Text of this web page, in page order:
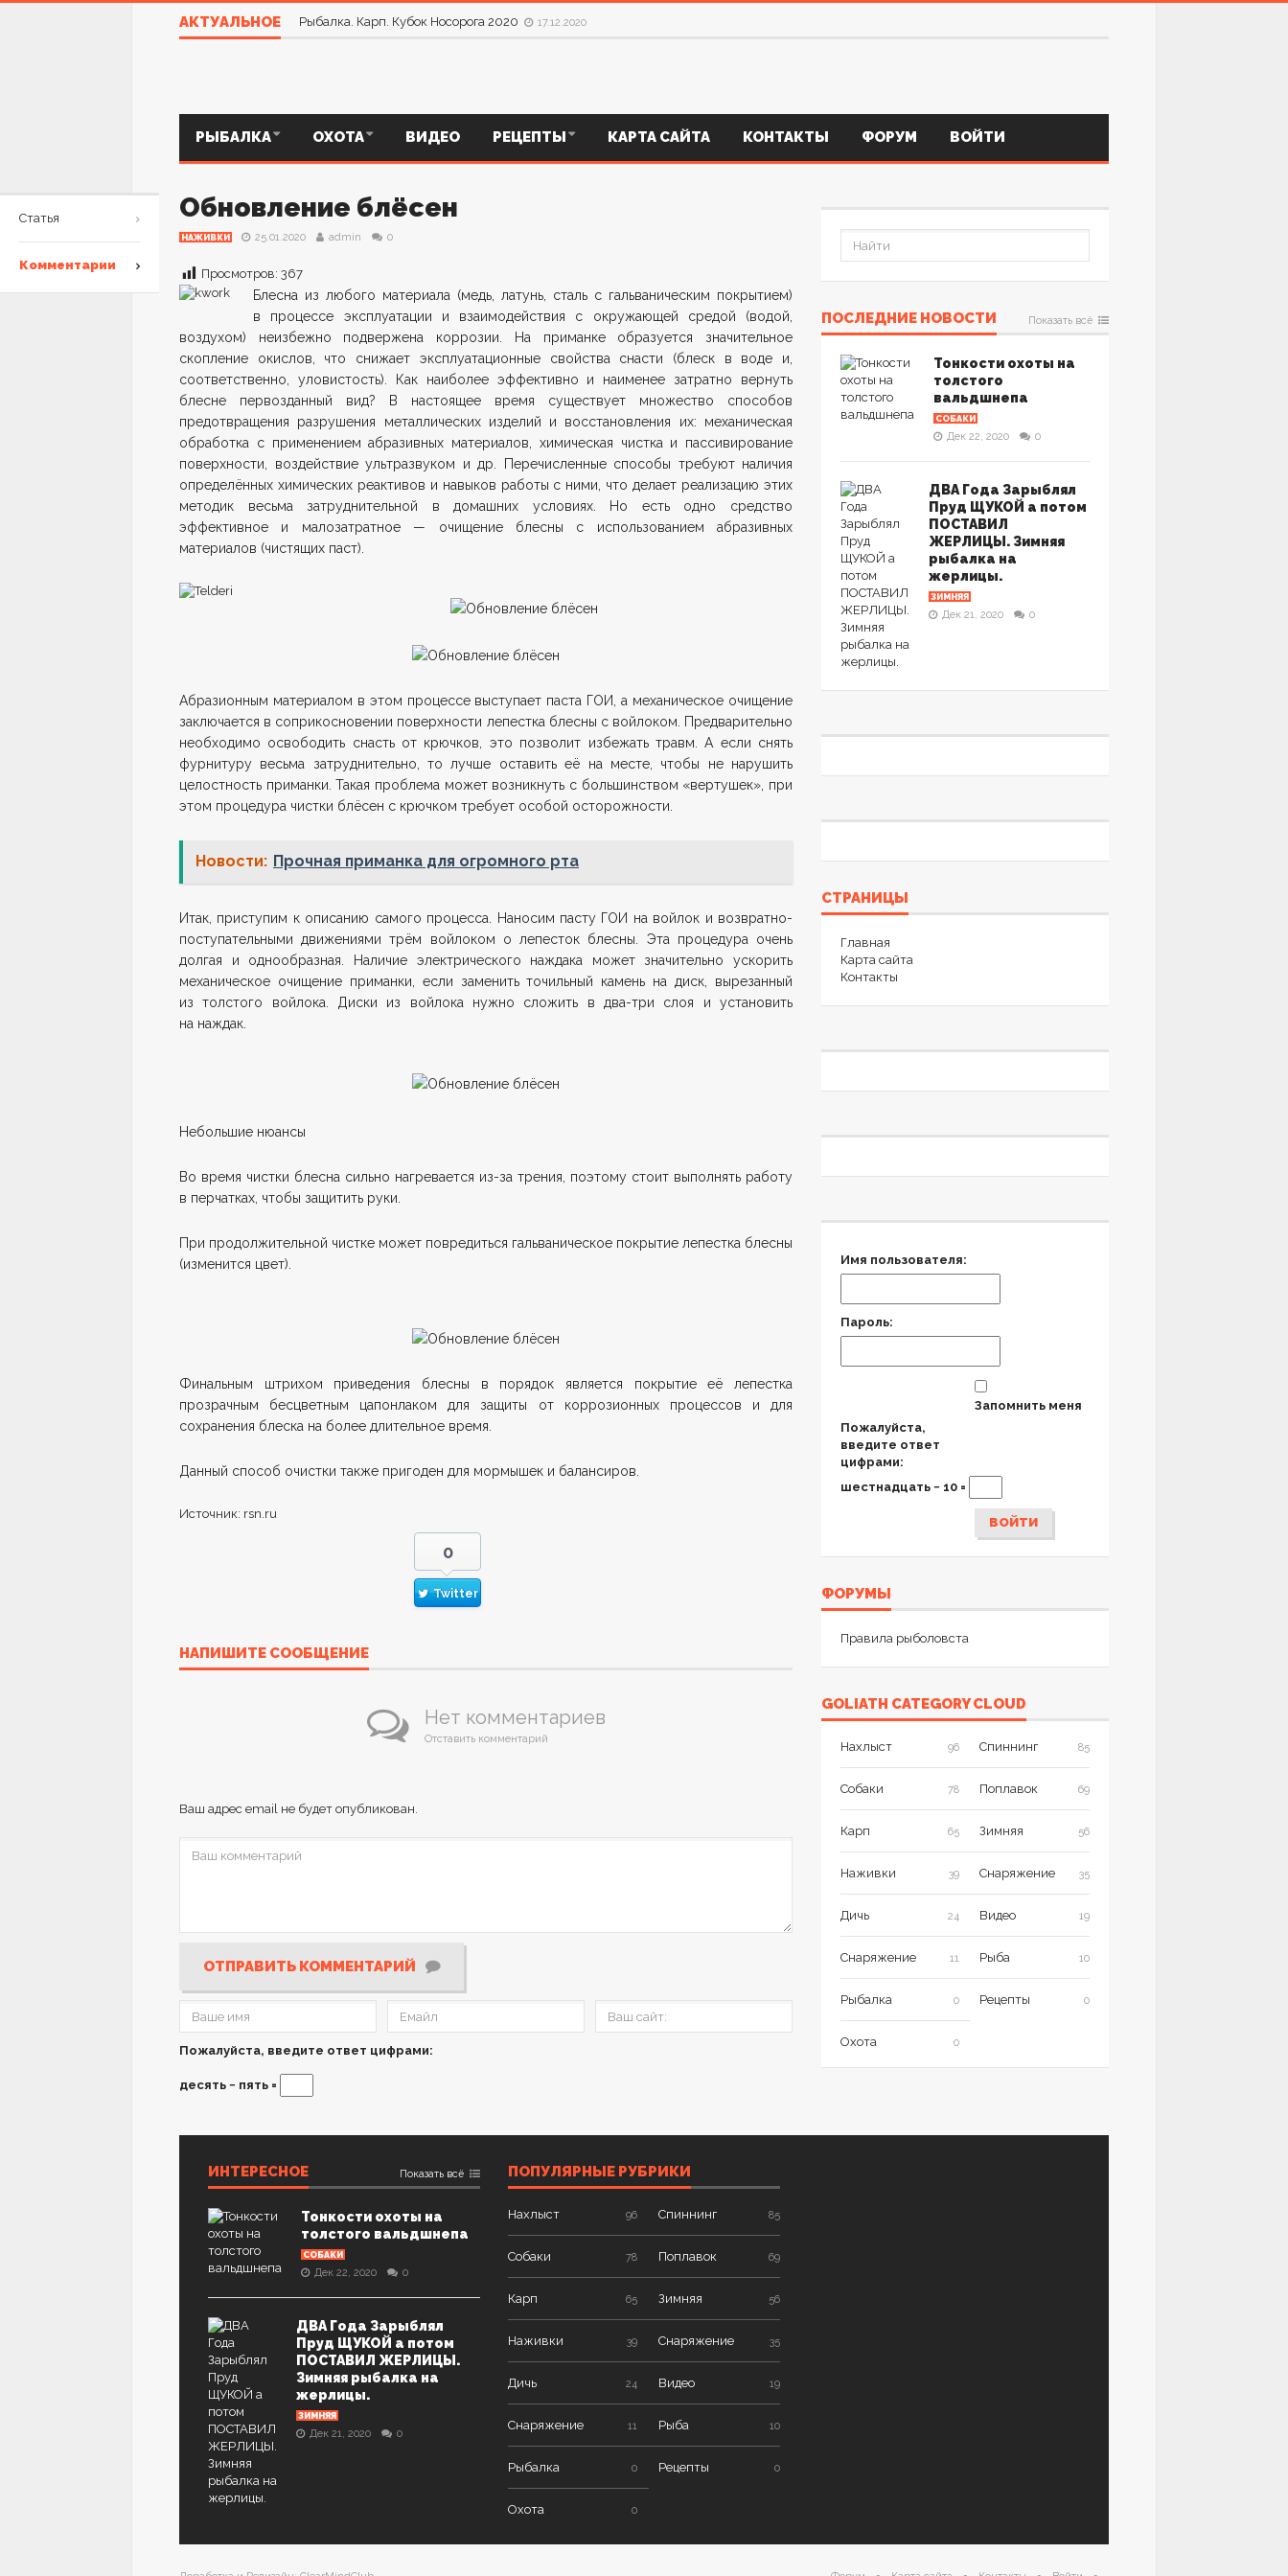
АКТУАЛЬНОЕ Рецепт САЛА в Рассоле «ДОЛЬКИ КАБАНА» и КОПЧЕНИЕ Сала
РЫБАЛКА ОХОТА ВИДЕО РЕЦЕПТЫ КАРТА САЙТА КОНТАКТЫ ФОРУМ ВОЙТИ
Обновление блёсен
НАЖИВКИ 25.01.2020 admin 0
Просмотров: 367
Блесна из любого материала (медь, латунь, сталь с гальваническим покрытием)
в процессе эксплуатации и взаимодействия с окружающей средой (водой,
воздухом) неизбежно подвержена коррозии. На приманке образуется значительное
скопление окислов, что снижает эксплуатационные свойства снасти (блеск в воде и,
соответственно, уловистость). Как наиболее эффективно и наименее затратно вернуть
блесне первозданный вид? В настоящее время существует множество способов
предотвращения разрушения металлических изделий и восстановления их: механическая
обработка с применением абразивных материалов, химическая чистка и пассивирование
поверхности, воздействие ультразвуком и др. Перечисленные способы требуют наличия
определённых химических реактивов и навыков работы с ними, что делает реализацию этих
методик весьма затруднительной в домашних условиях. Но есть одно средство
эффективное и малозатратное — очищение блесны с использованием абразивных
материалов (чистящих паст).
Абразионным материалом в этом процессе выступает паста ГОИ, а механическое очищение
заключается в соприкосновении поверхности лепестка блесны с войлоком. Предварительно
необходимо освободить снасть от крючков, это позволит избежать травм. А если снять
фурнитуру весьма затруднительно, то лучше оставить её на месте, чтобы не нарушить
целостность приманки. Такая проблема может возникнуть с большинством «вертушек», при
этом процедура чистки блёсен с крючком требует особой осторожности.
Новости: Прочная приманка для огромного рта
Итак, приступим к описанию самого процесса. Наносим пасту ГОИ на войлок и возвратно-
поступательными движениями трём войлоком о лепесток блесны. Эта процедура очень
долгая и однообразная. Наличие электрического наждака может значительно ускорить
механическое очищение приманки, если заменить точильный камень на диск, вырезанный
из толстого войлока. Диски из войлока нужно сложить в два-три слоя и установить
на наждак.
Небольшие нюансы
Во время чистки блесна сильно нагревается из-за трения, поэтому стоит выполнять работу
в перчатках, чтобы защитить руки.
При продолжительной чистке может повредиться гальваническое покрытие лепестка блесны
(изменится цвет).
Финальным штрихом приведения блесны в порядок является покрытие её лепестка
прозрачным бесцветным цапонлаком для защиты от коррозионных процессов и для
сохранения блеска на более длительное время.
Данный способ очистки также пригоден для мормышек и балансиров.
Источник: rsn.ru
0
Twitter
НАПИШИТЕ СООБЩЕНИЕ
Нет комментариев
Отставить комментарий
Ваш адрес email не будет опубликован.
ОТПРАВИТЬ КОММЕНТАРИЙ
Пожалуйста, введите ответ цифрами:
десять − пять =
ПОСЛЕДНИЕ НОВОСТИ Показать всё
Тонкости охоты на
толстого
вальдшнепа
СОБАКИ
Дек 22, 2020 0
ДВА Года Зарыблял
Пруд ЩУКОЙ а потом
ПОСТАВИЛ
ЖЕРЛИЦЫ. Зимняя
рыбалка на
жерлицы.
ЗИМНЯЯ
Дек 21, 2020 0
СТРАНИЦЫ
Главная
Карта сайта
Контакты
Имя пользователя:
Пароль:
Запомнить меня
Пожалуйста,
введите ответ
цифрами:
шестнадцать − 10 =
ВОЙТИ
ФОРУМЫ
Правила рыболовста
GOLIATH CATEGORY CLOUD
Нахлыст 96 Спиннинг 85
Собаки 78 Поплавок 69
Карп 65 Зимняя 56
Наживки 39 Снаряжение 35
Дичь 24 Видео 19
Снаряжение 11 Рыба 10
Рыбалка 0 Рецепты 0
Охота 0
Статья
Комментарии
ИНТЕРЕСНОЕ Показать всё
Тонкости охоты на
толстого вальдшнепа
СОБАКИ
Дек 22, 2020 0
ДВА Года Зарыблял
Пруд ЩУКОЙ а потом
ПОСТАВИЛ ЖЕРЛИЦЫ.
Зимняя рыбалка на
жерлицы.
ЗИМНЯЯ
Дек 21, 2020 0
ПОПУЛЯРНЫЕ РУБРИКИ
Нахлыст 96 Спиннинг 85
Собаки 78 Поплавок 69
Карп 65 Зимняя 56
Наживки 39 Снаряжение 35
Дичь 24 Видео 19
Снаряжение 11 Рыба 10
Рыбалка 0 Рецепты 0
Охота 0